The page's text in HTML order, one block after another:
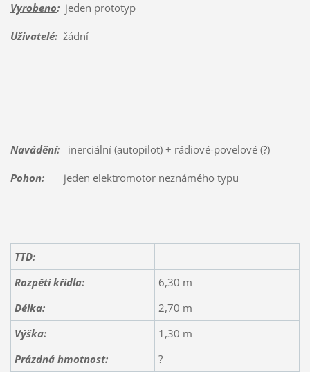
Vyrobeno:jeden prototyp
Uživatelé:žádní
Navádění:inerciální (autopilot) + rádiové-povelové (?)
Pohon:jeden elektromotor neznámého typu
TTD:
Rozpětí křídla:
6,30 m
Délka:
2,70 m
Výška:
1,30 m
Prázdná hmotnost:
?